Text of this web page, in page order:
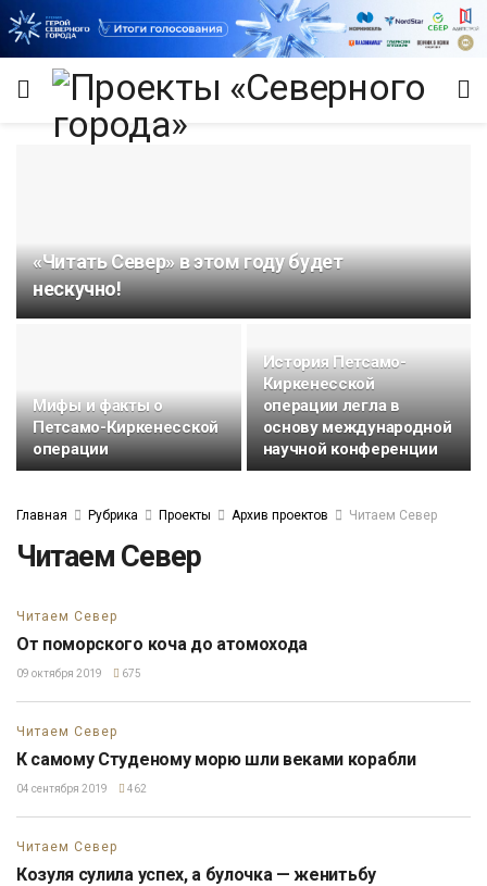
«Читать Север» в этом году будет
нескучно!
Мифы и факты о
Петсамо-Киркенесской
операции
История Петсамо-
Киркенесской
операции легла в
основу международной
научной конференции
Главная Рубрика Проекты Архив проектов Читаем Север
Читаем Север
Читаем Север
От поморского коча до атомохода
09 октября 2019 675
Читаем Север
К самому Студеному морю шли веками корабли
04 сентября 2019 462
Читаем Север
Козуля сулила успех, а булочка — женитьбу